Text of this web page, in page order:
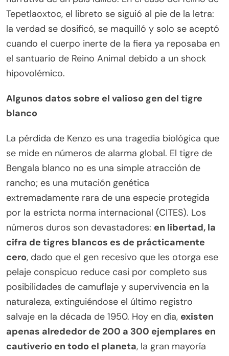
Tepetlaoxtoc, el libreto se siguió al pie de la letra:
la verdad se dosificó, se maquilló y solo se aceptó
cuando el cuerpo inerte de la fiera ya reposaba en
el santuario de Reino Animal debido a un shock
hipovolémico.
Algunos datos sobre el valioso gen del tigre
blanco
La pérdida de Kenzo es una tragedia biológica que
se mide en números de alarma global. El tigre de
Bengala blanco no es una simple atracción de
rancho; es una mutación genética
extremadamente rara de una especie protegida
por la estricta norma internacional (CITES). Los
números duros son devastadores: en libertad, la
cifra de tigres blancos es de prácticamente
cero, dado que el gen recesivo que les otorga ese
pelaje conspicuo reduce casi por completo sus
posibilidades de camuflaje y supervivencia en la
naturaleza, extinguiéndose el último registro
salvaje en la década de 1950. Hoy en día, existen
apenas alrededor de 200 a 300 ejemplares en
cautiverio en todo el planeta, la gran mayoría